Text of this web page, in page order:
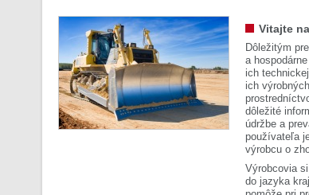
Vitajte
Dôležitým
a
ich
ich
dôležité
údržbe a
používateľa
výrobcu o
Výrobcovia
do jazyka